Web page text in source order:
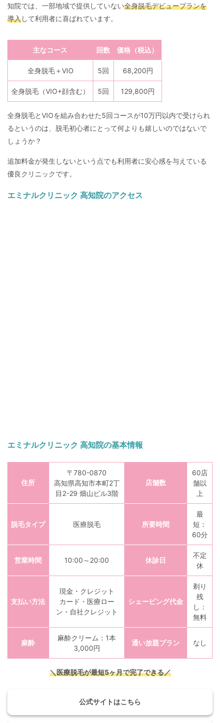
知院では、一部地域で提供していない全身脱毛デビュープランを
導入して利用者に喜ばれています。
主なコース 回数 価格（税込）
全身脱毛＋VIO 5回 68,200円
全身脱毛（VIO+顔含む） 5回 129,800円
全身脱毛とVIOを組み合わせた5回コースが10万円以内で受けられ
るというのは、脱毛初心者にとって何よりも嬉しいのではないで
しょうか？
追加料金が発生しないという点でも利用者に安心感を与えている
優良クリニックです。
エミナルクリニック 高知院のアクセス
エミナルクリニック 高知院の基本情報
住所
〒780-0870
高知県高知市本町2丁
目2-29 畑山ビル3階
店舗数
60店
舗以
上
脱毛タイプ 医療脱毛 所要時間
最
短：
60分
営業時間 10:00～20:00 休診日
不定
休
支払い方法
現金・クレジット
カード・医療ロー
ン・自社クレジット
シェービング代金
剃り
残
し：
無料
麻酔
麻酔クリーム：1本
3,000円
通い放題プラン なし
＼医療脱毛が最短5ヶ月で完了できる／
公式サイトはこちら